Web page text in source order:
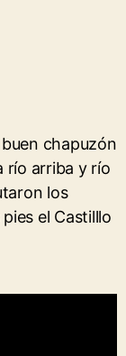
chapuzón
río arriba y río
los
el Castilllo